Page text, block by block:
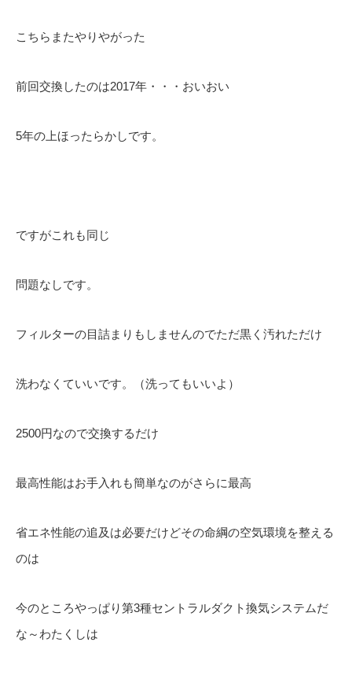
こちらまたやりやがった
前回交換したのは2017年・・・おいおい
5年の上ほったらかしです。
ですがこれも同じ
問題なしです。
フィルターの目詰まりもしませんのでただ黒く汚れただけ
洗わなくていいです。（洗ってもいいよ）
2500円なので交換するだけ
最高性能はお手入れも簡単なのがさらに最高
省エネ性能の追及は必要だけどその命綱の空気環境を整える
のは
今のところやっぱり第3種セントラルダクト換気システムだ
な～わたくしは